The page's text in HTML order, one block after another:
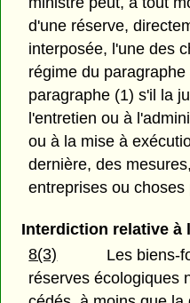
d'une réserve,
interposée, l'une des
régime du
paragraphe (1) s'il la
l'entretien ou à
ou à la mise à
dernière, des
entreprises ou
Interdiction relative à
8(3)
Les biens-
réserves écologiques